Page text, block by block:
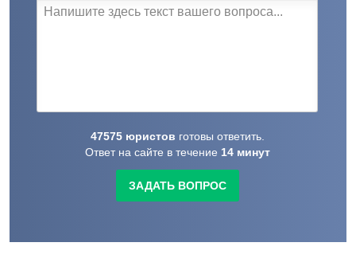
47575 юристов готовы ответить.
Ответ на сайте в течение 14 минут
ЗАДАТЬ ВОПРОС